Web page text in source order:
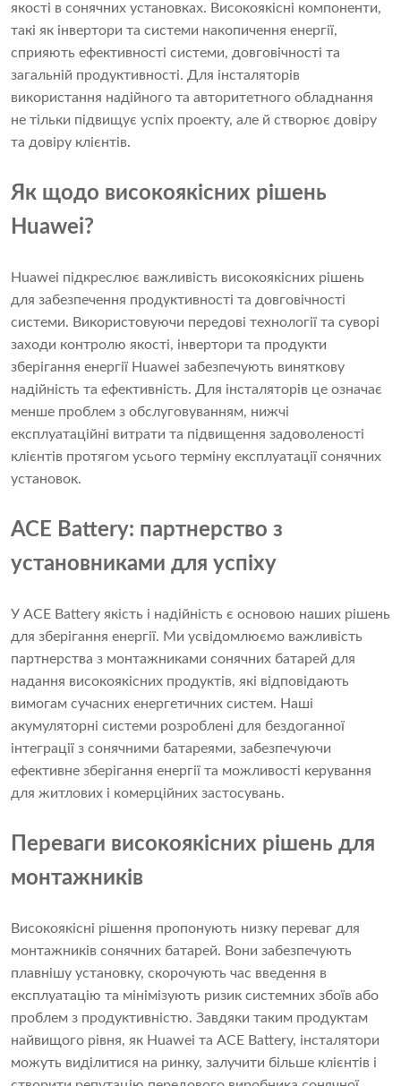
якості в сонячних установках. Високоякісні компоненти,
такі як інвертори та системи накопичення енергії,
сприяють ефективності системи, довговічності та
загальній продуктивності. Для інсталяторів
використання надійного та авторитетного обладнання
не тільки підвищує успіх проекту, але й створює довіру
та довіру клієнтів.
Як щодо високоякісних рішень
Huawei?
Huawei підкреслює важливість високоякісних рішень
для забезпечення продуктивності та довговічності
системи. Використовуючи передові технології та суворі
заходи контролю якості, інвертори та продукти
зберігання енергії Huawei забезпечують виняткову
надійність та ефективність. Для інсталяторів це означає
менше проблем з обслуговуванням, нижчі
експлуатаційні витрати та підвищення задоволеності
клієнтів протягом усього терміну експлуатації сонячних
установок.
ACE Battery: партнерство з
установниками для успіху
У ACE Battery якість і надійність є основою наших рішень
для зберігання енергії. Ми усвідомлюємо важливість
партнерства з монтажниками сонячних батарей для
надання високоякісних продуктів, які відповідають
вимогам сучасних енергетичних систем. Наші
акумуляторні системи розроблені для бездоганної
інтеграції з сонячними батареями, забезпечуючи
ефективне зберігання енергії та можливості керування
для житлових і комерційних застосувань.
Переваги високоякісних рішень для
монтажників
Високоякісні рішення пропонують низку переваг для
монтажників сонячних батарей. Вони забезпечують
плавнішу установку, скорочують час введення в
експлуатацію та мінімізують ризик системних збоїв або
проблем з продуктивністю. Завдяки таким продуктам
найвищого рівня, як Huawei та ACE Battery, інсталятори
можуть виділитися на ринку, залучити більше клієнтів і